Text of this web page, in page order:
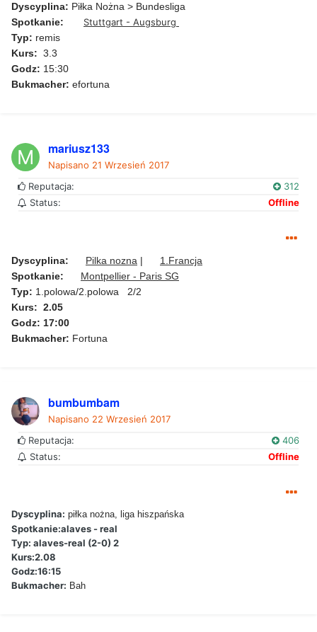
Dyscyplina: Piłka Nożna > Bundesliga
Spotkanie:
Stuttgart - Augsburg
Typ: remis
Kurs: 3.3
Godz: 15:30
Bukmacher: efortuna
mariusz133
Napisano 21 Wrzesień 2017
Reputacja:
312
Status:
Offline
Dyscyplina: Pilka nozna |
1.Francja
Spotkanie:
Montpellier - Paris SG
Typ: 1.polowa/2.polowa​ 2/2
Kurs: 2.05
Godz: 17:00
Bukmacher: Fortuna
bumbumbam
Napisano 22 Wrzesień 2017
Reputacja:
406
Status:
Offline
Dyscyplina: piłka nożna, liga hiszpańska
Spotkanie:alaves - real
Typ: alaves-real (2-0) 2
Kurs:2.08
Godz:16:15
Bukmacher: Bah